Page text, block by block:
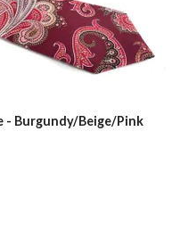
- Burgundy/Beige/Pink